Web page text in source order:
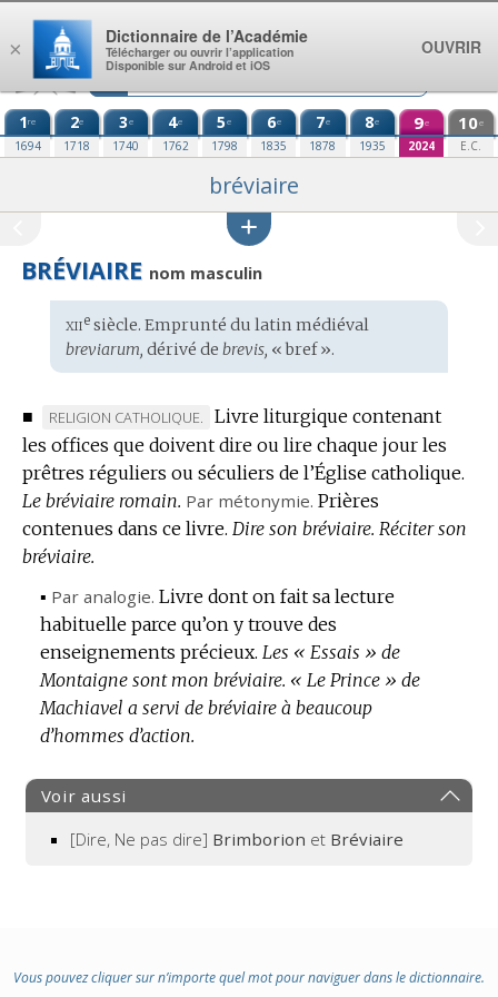
Aller au contenu
1re
1694
2e
1718
3e
1740
4e
1762
5e
1798
6e
1835
7e
1878
8e
1935
9e
2024
10e
E.C.
bréviaire
BRÉVIAIRE nom masculin
Étymologie
:
xiiesiècle. Emprunté du latin médiéval
breviarum, dérivé de brevis, « bref ».
■
MARQUE
DE
DOMAINE
:
RELIGION CATHOLIQUE.
Livre liturgique contenant
les offices que doivent dire ou lire chaque jour les
prêtres réguliers ou séculiers de l’Église catholique.
Le bréviaire romain. Par métonymie. Prières
contenues dans ce livre. Dire son bréviaire. Réciter son
bréviaire.
▪ Par analogie. Livre dont on fait sa lecture
habituelle parce qu’on y trouve des
enseignements précieux. Les « Essais » de
Montaigne sont mon bréviaire. « Le Prince » de
Machiavel a servi de bréviaire à beaucoup
d’hommes d’action.
Voir aussi
[Dire, Ne pas dire] Brimborion et Bréviaire
Vous pouvez cliquer sur n’importe quel mot pour naviguer dans le dictionnaire.
×
Dictionnaire de l’Académie
Télécharger ou ouvrir l’application
Disponible sur Android et iOS
OUVRIR